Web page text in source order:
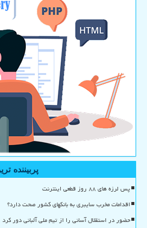
پربیننده
پس لرزه های ۸۸ روز قطعی اینترنت
اقدامات مخرب سایبری به بانکهای کشور صحت دارد؟
حضور در استقلال آسانی را از تیم ملی آلبانی دور کرد